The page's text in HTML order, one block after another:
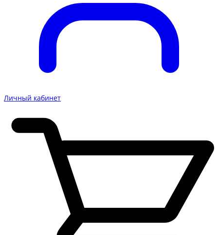
Личный кабинет